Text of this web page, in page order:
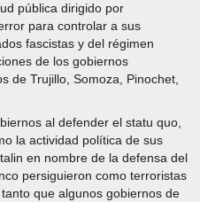
pública dirigido por
para controlar a sus
fascistas y del régimen
de los gobiernos
de Trujillo, Somoza, Pinochet,
al defender el statu quo,
la actividad política de sus
en nombre de la defensa del
persiguieron como terroristas
que algunos gobiernos de